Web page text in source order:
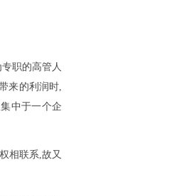
职的高管人
来的利润时,
中于一个企
相联系,故又